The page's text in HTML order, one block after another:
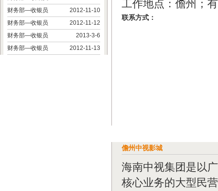
财务部—收银员
2012-11-10
财务部—收银员
2012-11-12
财务部—收银员
2013-3-6
财务部—收银员
2012-11-13
工作地点：儋州；
联系方式：
儋州中视影城
海南中视集团是以
核心业务的大型民